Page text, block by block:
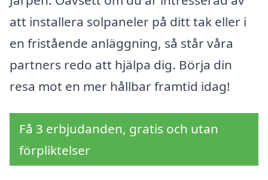
att installera solpaneler på ditt tak eller i
en fristående anläggning, så står våra
partners redo att hjälpa dig. Börja din
resa mot en mer hållbar framtid idag!
Få 3 erbjudanden, gratis och utan
förpliktelser